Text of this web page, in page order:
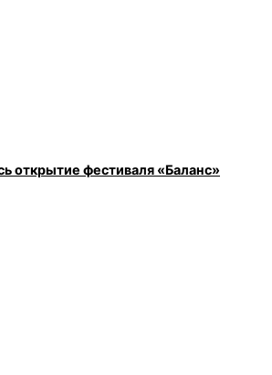
открытие фестиваля «Баланс»